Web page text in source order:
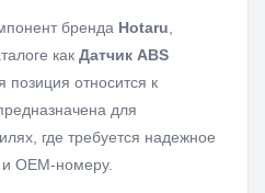
бренда Hotaru
как Датчик ABS
позиция относится к
для
где требуется надежное
и OEM-номеру.